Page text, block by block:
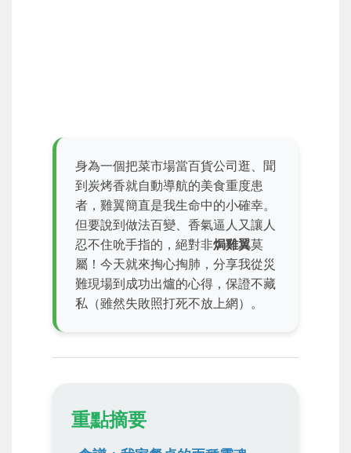
身為一個把菜市場當百貨公司逛、聞
到炭烤香就自動導航的美食重度患
者，雞翼簡直是我生命中的小確幸。
但要說到做法百變、香氣逼人又讓人
忍不住吮手指的，絕對非焗雞翼莫
屬！今天就來掏心掏肺，分享我從災
難現場到成功出爐的心得，保證不藏
私（雖然失敗照打死不放上網）。
重點摘要